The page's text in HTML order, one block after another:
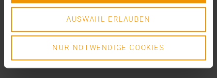
AUSWAHL ERLAUBEN
NUR NOTWENDIGE COOKIES
patients stationnaires et plus de 50 000 patients
ambulatoires y ont été soignés. Depuis 2009, le GZO
Spital Wetzikon exerce ses activités sous l’égide d’une
Articles récents